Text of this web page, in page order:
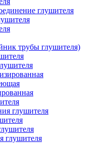
глушителя
трубы глушителя)
глушителя
глушителя